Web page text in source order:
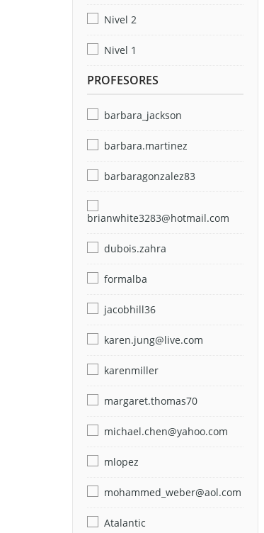
Nivel 2
Nivel 1
PROFESORES
barbara_jackson
barbara.martinez
barbaragonzalez83
brianwhite3283@hotmail.com
dubois.zahra
formalba
jacobhill36
karen.jung@live.com
karenmiller
margaret.thomas70
michael.chen@yahoo.com
mlopez
mohammed_weber@aol.com
Atalantic